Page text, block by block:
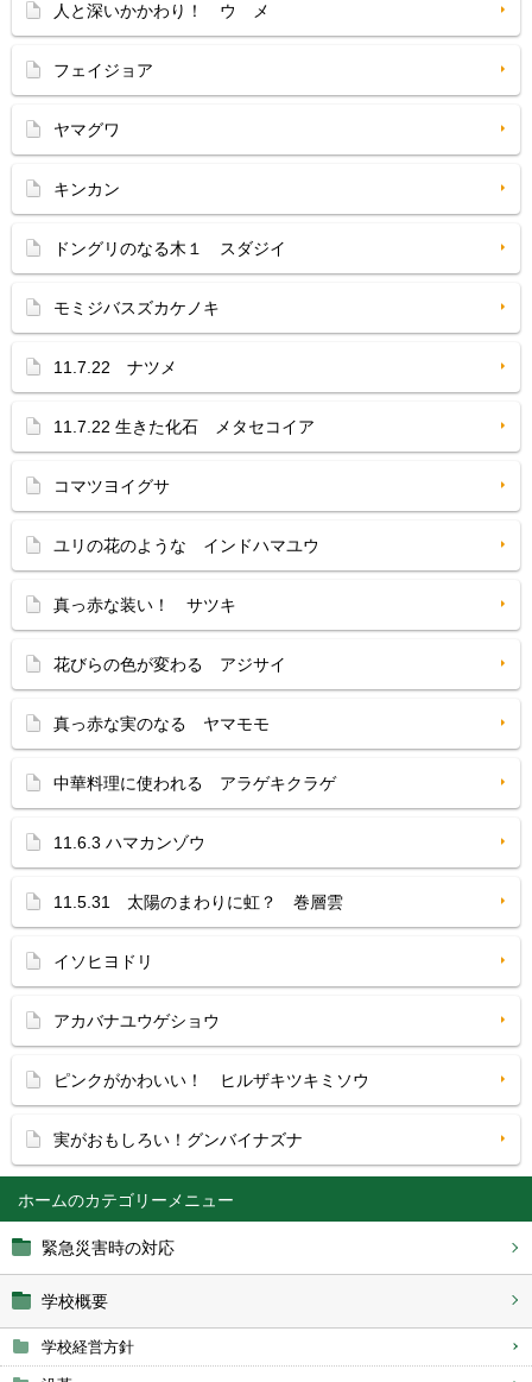
ホーム
緊急災害時の対応
学校概要
学校経営方針
人と深いかかわり！ ウ メ
フェイジョア
ヤマグワ
キンカン
ドングリのなる木１ スダジイ
モミジバスズカケノキ
11.7.22 ナツメ
11.7.22 生きた化石 メタセコイア
コマツヨイグサ
ユリの花のような インドハマユウ
真っ赤な装い！ サツキ
花びらの色が変わる アジサイ
真っ赤な実のなる ヤマモモ
中華料理に使われる アラゲキクラゲ
11.6.3 ハマカンゾウ
11.5.31 太陽のまわりに虹？ 巻層雲
イソヒヨドリ
アカバナユウゲショウ
ピンクがかわいい！ ヒルザキツキミソウ
実がおもしろい！グンバイナズナ